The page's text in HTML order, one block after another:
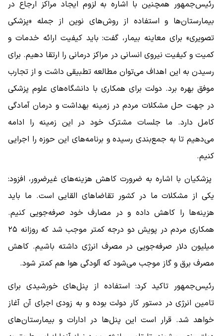
رئیس‌جمهور همچنین با اشاره به لزوم ایجاد مراکز ارجاع در
بیمارستان‌ها و استفاده از روش‌های نوین از جمله «پزشکی
تصویری» برای معاینه بیمار، گفت: باید کیفیت ارائه خدمات و
کمیت و کیفیت نیروی انسانی در مراکز درمانی را ارتقا دهیم. برای
رسیدن به این اهداف می‌توان مطالعه تطبیقی داشت و از تجارب
موفق بهره برد. دولت برای همکاری با دانشگاه‌های علوم پزشکی
در جهت حل مشکلات مردم در زمینه بهداشت و درمان آمادگی
کامل دارد. ما جلسات مشترک خود در این زمینه را ادامه
می‌دهیم تا به جمع‌بندی رسیده و برنامه‌های این حوزه را اجرایی
کنیم.
پزشکیان با اشاره به ضرورت کاهش هزینه‌های غیرضرور، افزود:
یکی از مشکلات ما در کشور تقاضاهای القایی است. ما باید
هزینه‌ها را کاهش داده و در مصارف خود صرفه‌جویی کنیم.
همکاری مردم در پویش دو درجه کمتر موجب شد که روزانه ۲۵
میلیون دلار صرفه‌جویی در مصرف انرژی داشته باشیم. کاهش
مصرف برق و گاز موجب می‌شود که آلودگی هوا هم کمتر شود.
رئیس‌جمهور تاکید کرد: استفاده از پنل‌های خورشیدی برای
تامین انرژی در دستور کار دولت بوده و به زودی اجرای آن آغاز
خواهد شد. قرار است این پنل‌ها در ادارات و بیمارستان‌های